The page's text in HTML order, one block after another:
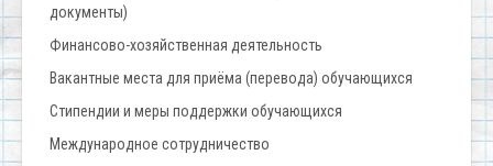
документы)
Финансово-хозяйственная деятельность
Вакантные места для приёма (перевода) обучающихся
Стипендии и меры поддержки обучающихся
Международное сотрудничество